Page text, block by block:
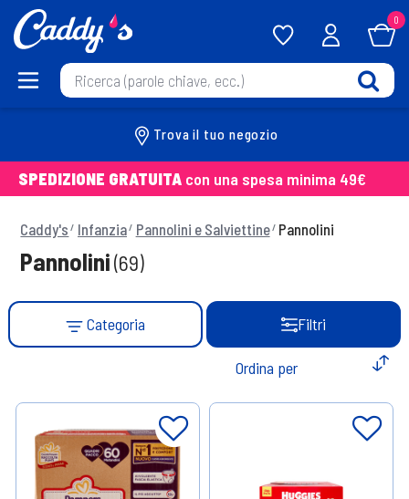
0
Trova il tuo negozio
SPEDIZIONE GRATUITA con una spesa minima 49€
Caddy's Infanzia Pannolini e Salviettine Pannolini
Pannolini(69)
Categoria Filtri